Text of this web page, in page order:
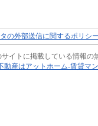
の外部送信に関するポリシ
サイトに掲載している情報の
動産はアットホーム-賃貸マ